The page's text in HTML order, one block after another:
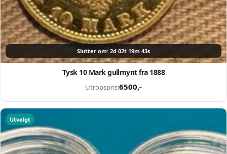
Slutter om: 2d 02t 19m 42s
Tysk 10 Mark gullmynt fra 1888
Utropspris:6500,-
Utvalgt